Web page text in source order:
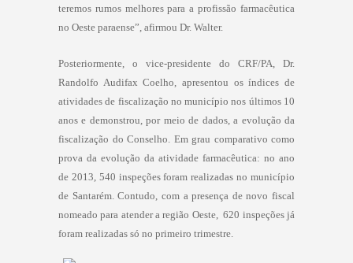
teremos rumos melhores para a profissão farmacêutica
no Oeste paraense”, afirmou Dr. Walter.
Posteriormente, o vice-presidente do CRF/PA, Dr.
Randolfo Audifax Coelho, apresentou os índices de
atividades de fiscalização no município nos últimos 10
anos e demonstrou, por meio de dados, a evolução da
fiscalização do Conselho. Em grau comparativo como
prova da evolução da atividade farmacêutica: no ano
de 2013, 540 inspeções foram realizadas no município
de Santarém. Contudo, com a presença de novo fiscal
nomeado para atender a região Oeste,
620 inspeções já
foram realizadas só no primeiro trimestre.